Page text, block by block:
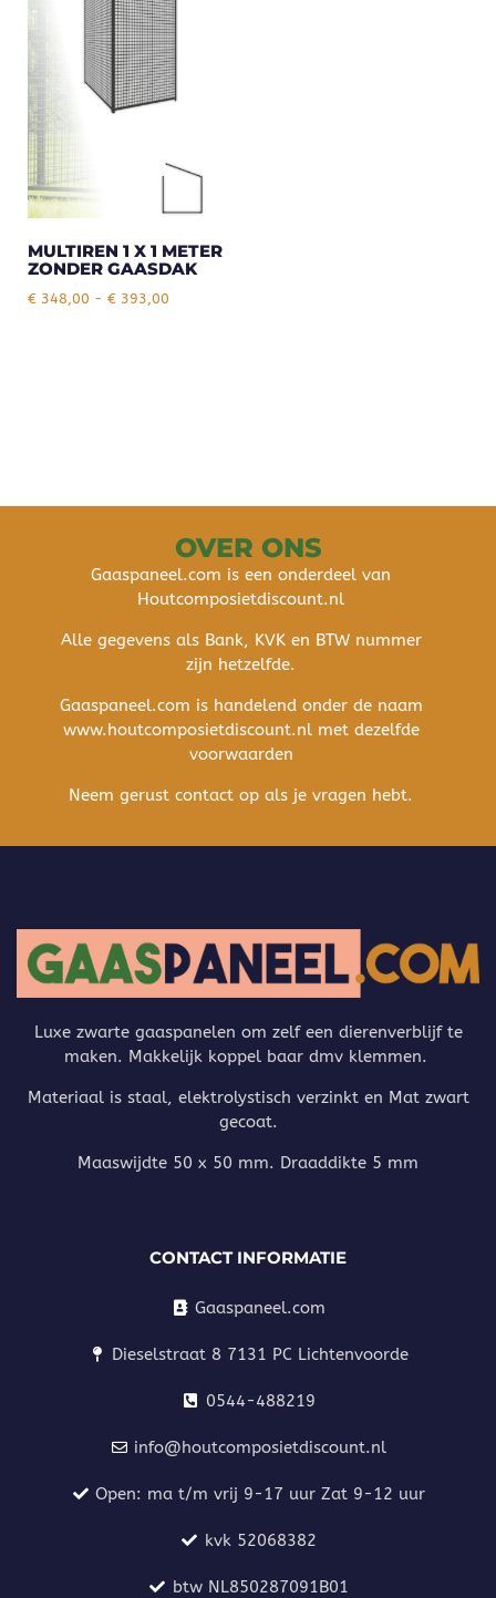
MULTIREN 1 X 1 METER
ZONDER GAASDAK
€ 348,00 - € 393,00
OVER ONS
Gaaspaneel.com is een onderdeel van
Houtcomposietdiscount.nl
Alle gegevens als Bank, KVK en BTW nummer
zijn hetzelfde.
Gaaspaneel.com is handelend onder de naam
www.houtcomposietdiscount.nl met dezelfde
voorwaarden
Neem gerust contact op als je vragen hebt.
Luxe zwarte gaaspanelen om zelf een dierenverblijf te
maken. Makkelijk koppel baar dmv klemmen.
Materiaal is staal, elektrolystisch verzinkt en Mat zwart
gecoat.
Maaswijdte 50 x 50 mm. Draaddikte 5 mm
CONTACT INFORMATIE
Gaaspaneel.com
Dieselstraat 8 7131 PC Lichtenvoorde
0544-488219
info@houtcomposietdiscount.nl
Open: ma t/m vrij 9-17 uur Zat 9-12 uur
kvk 52068382
btw NL850287091B01